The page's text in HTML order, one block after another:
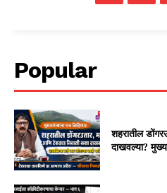
Popular
शहरातील
दाखवल्या?